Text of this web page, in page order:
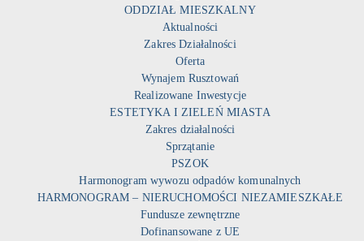
ODDZIAŁ MIESZKALNY
Aktualności
Zakres Działalności
Oferta
Wynajem Rusztowań
Realizowane Inwestycje
ESTETYKA I ZIELEŃ MIASTA
Zakres działalności
Sprzątanie
PSZOK
Harmonogram wywozu odpadów komunalnych
HARMONOGRAM – NIERUCHOMOŚCI NIEZAMIESZKAŁE
Fundusze zewnętrzne
Dofinansowane z UE